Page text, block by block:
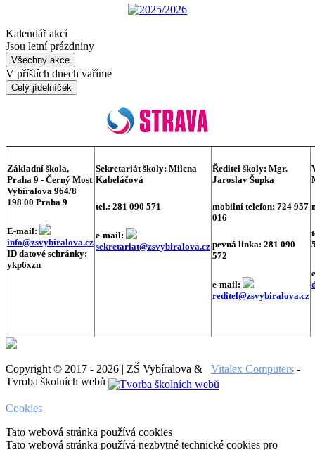
2025/2026
Kalendář akcí
Jsou letní prázdniny
Všechny akce
V příštích dnech vaříme
Celý jídelníček
Základní škola,
Praha 9 - Černý Most
Vybíralova 964/8
198 00 Praha 9
E-mail:
info@zsvybiralova.cz
ID datové schránky:
ykp6xzn
Sekretariát školy: Milena
Kabeláčová
tel.: 281 090 571
e-mail:
sekretariat@zsvybiralova.cz
Ředitel školy: Mgr.
Jaroslav Šupka
mobilní telefon: 724 957
016
pevná linka: 281 090
572
e-mail:
reditel@zsvybiralova.cz
Copyright © 2017 - 2026 | ZŠ Vybíralova & Vitalex Computers -
Tvroba školních webů
Cookies
Tato webová stránka používá cookies
Tato webová stránka používá nezbytné technické cookies pro